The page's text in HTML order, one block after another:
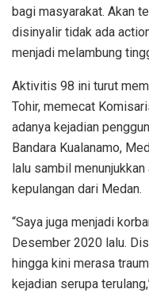
bagi masyarakat. Akan
disinyalir tidak ada
menjadi melambung
Aktivitis 98 ini turut
Tohir, memecat
adanya kejadian
Bandara Kualanamo,
lalu sambil
kepulangan dari Medan.
“Saya juga menjadi
Desember 2020 lalu.
hingga kini merasa
kejadian serupa